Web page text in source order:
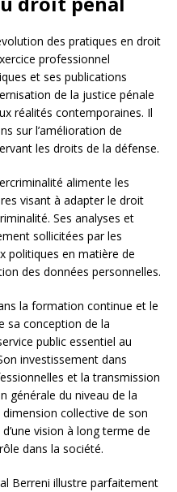
des pratiques en droit
professionnel
et ses publications
de la justice pénale
réalités contemporaines. Il
sur l’amélioration de
les droits de la défense.
alimente les
visant à adapter le droit
Ses analyses et
sollicitées par les
politiques en matière de
des données personnelles.
la formation continue et le
sa conception de la
public essentiel au
investissement dans
et la transmission
générale du niveau de la
collective de son
vision à long terme de
dans la société.
Berreni illustre parfaitement